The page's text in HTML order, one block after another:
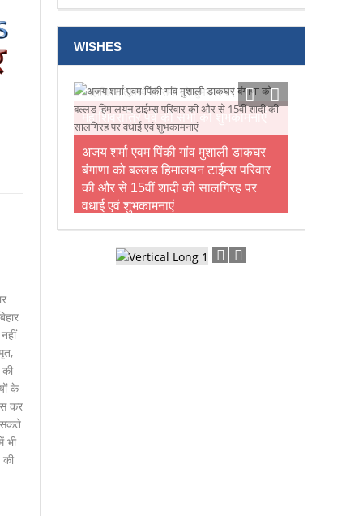
के
कर
सकते
भी
की
WISHES
अजय शर्मा एवम पिंकी गांव मुशाली डाकघर
बंगाणा को बल्लड हिमालयन टाईम्स परिवार
की और से 15वीं शादी की सालगिरह पर
वधाई एवं शुभकामनाएं